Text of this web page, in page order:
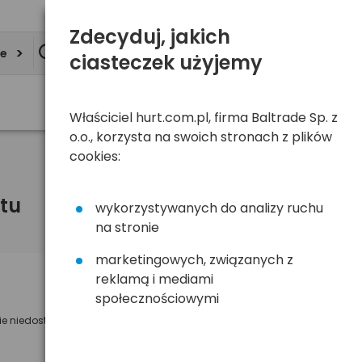
niedostępny
Powiadom mnie o dostępności
Zdecyduj, jakich
ciasteczek użyjemy
Właściciel hurt.com.pl, firma Baltrade Sp. z
o.o., korzysta na swoich stronach z plików
cookies:
wykorzystywanych do analizy ruchu
na stronie
marketingowych, związanych z
reklamą i mediami
społecznościowymi